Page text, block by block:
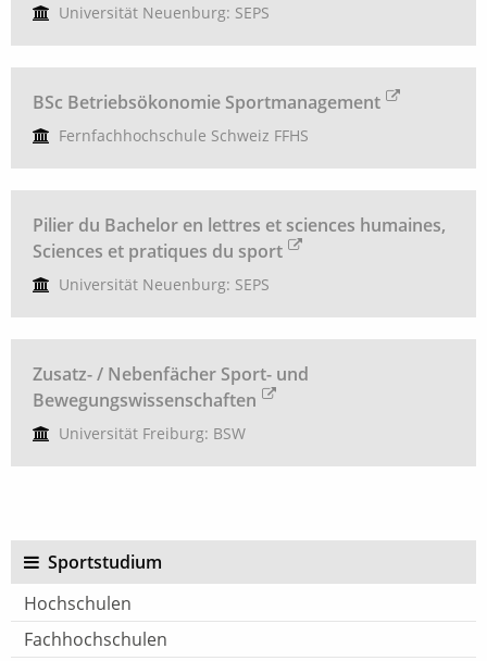
Sportstudium
Hochschulen
Fachhochschulen
Universität Neuenburg: SEPS
BSc Betriebsökonomie Sportmanagement
Fernfachhochschule Schweiz FFHS
Pilier du Bachelor en lettres et sciences humaines,
Sciences et pratiques du sport
Universität Neuenburg: SEPS
Zusatz- / Nebenfächer Sport- und
Bewegungswissenschaften
Universität Freiburg: BSW